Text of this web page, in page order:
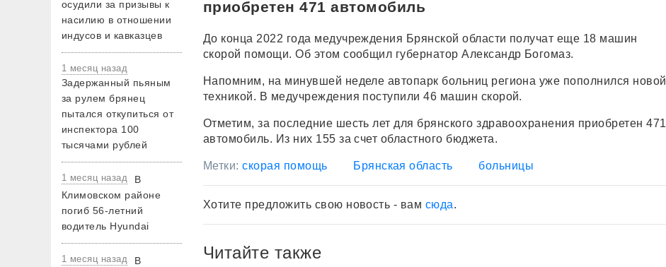
осудили за призывы к
насилию в отношении
индусов и кавказцев
1 месяц назад
Задержанный пьяным
за рулем брянец
пытался откупиться от
инспектора 100
тысячами рублей
1 месяц назад
В
Климовском районе
погиб 56-летний
водитель Hyundai
1 месяц назад
В
приобретен 471 автомобиль
До конца 2022 года медучреждения Брянской области получат еще 18 машин
скорой помощи. Об этом сообщил губернатор Александр Богомаз.
Напомним, на минувшей неделе автопарк больниц региона уже пополнился новой
техникой. В медучреждения поступили 46 машин скорой.
Отметим, за последние шесть лет для брянского здравоохранения приобретен 471
автомобиль. Из них 155 за счет областного бюджета.
Метки:скорая помощь Брянская область больницы
Хотите предложить свою новость - вам сюда.
Читайте также